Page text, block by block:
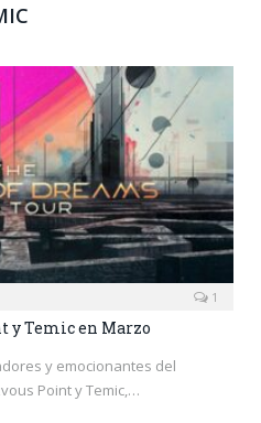
1
y Temic en Marzo
y emocionantes del
Point y Temic,…